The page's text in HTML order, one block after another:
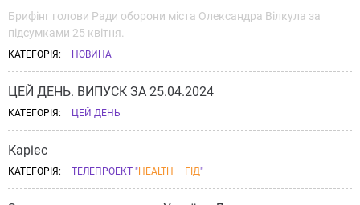
Брифінг голови Ради оборони міста Олександра Вілкула за
підсумками 25 квітня.
КАТЕГОРІЯ: НОВИНА
ЦЕЙ ДЕНЬ. ВИПУСК ЗА 25.04.2024
КАТЕГОРІЯ: ЦЕЙ ДЕНЬ
Карієс
КАТЕГОРІЯ: ТЕЛЕПРОЕКТ "HEALTH – ГІД"